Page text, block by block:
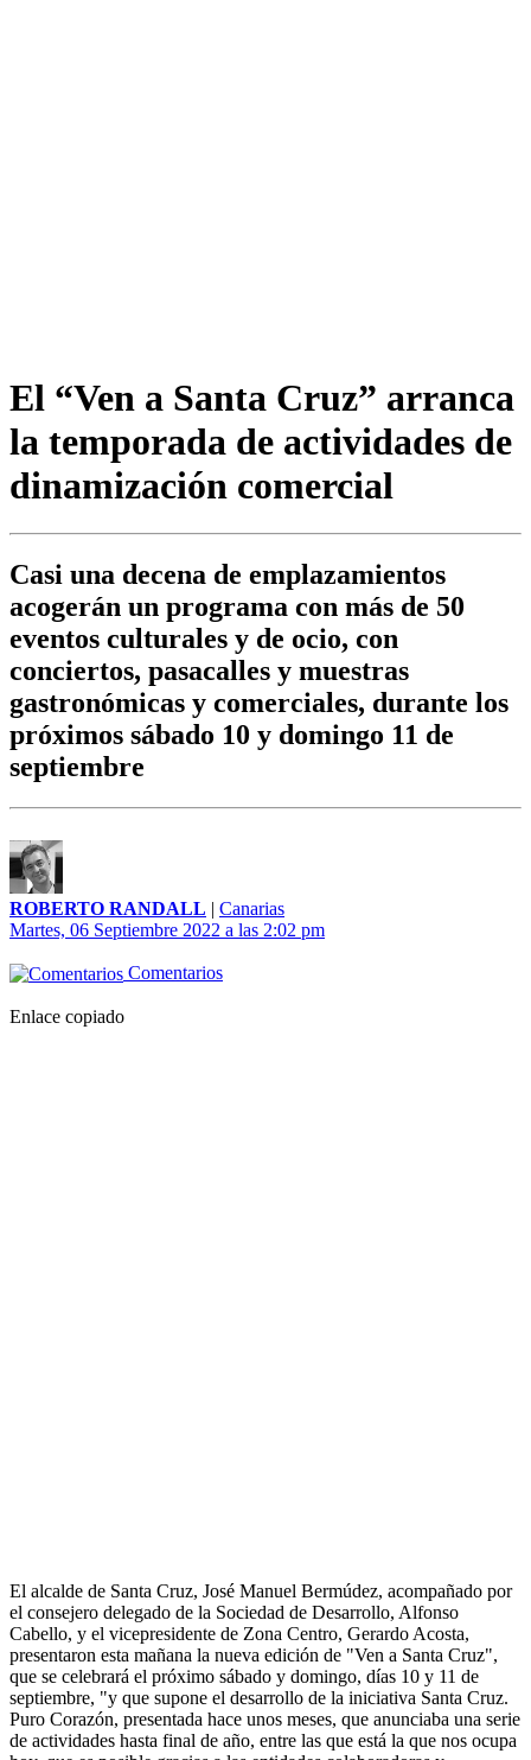
El “Ven a Santa Cruz” arranca
la temporada de actividades de
dinamización comercial
Casi una decena de emplazamientos
acogerán un programa con más de 50
eventos culturales y de ocio, con
conciertos, pasacalles y muestras
gastronómicas y comerciales, durante los
próximos sábado 10 y domingo 11 de
septiembre
ROBERTO RANDALL | Canarias
Martes, 06 Septiembre 2022 a las 2:02 pm
Comentarios
Enlace copiado
El alcalde de Santa Cruz, José Manuel Bermúdez, acompañado por
el consejero delegado de la Sociedad de Desarrollo, Alfonso
Cabello, y el vicepresidente de Zona Centro, Gerardo Acosta,
presentaron esta mañana la nueva edición de "Ven a Santa Cruz",
que se celebrará el próximo sábado y domingo, días 10 y 11 de
septiembre, "y que supone el desarrollo de la iniciativa Santa Cruz.
Puro Corazón, presentada hace unos meses, que anunciaba una serie
de actividades hasta final de año, entre las que está la que nos ocupa